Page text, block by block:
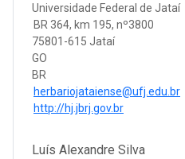
Universidade Federal de Jataí
BR 364, km 195, nº3800
75801-615 Jataí
GO
BR
herbariojataiense@ufj.edu.br
http://hj.jbrj.gov.br
Luís Alexandre Silva